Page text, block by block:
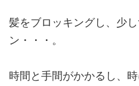
髪をブロッキングし、少
ン・・・。
時間と手間がかかるし、